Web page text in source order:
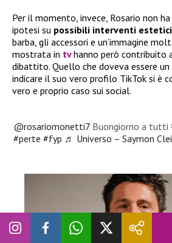
Per il momento, invece, Rosario non
ipotesi su possibili interventi estetici
barba, gli accessori e un’immagine
mostrata in tvhanno però contribuito
dibattito. Quello che doveva essere
indicare il suo vero profilo TikTok si è
vero e proprio caso sui social.
@rosariomonetti7 Buongiorno a
#perte #fyp ♬ Universo – Saymon